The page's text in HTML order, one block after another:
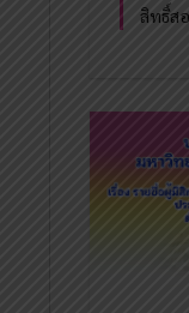
สิทธิ์ส